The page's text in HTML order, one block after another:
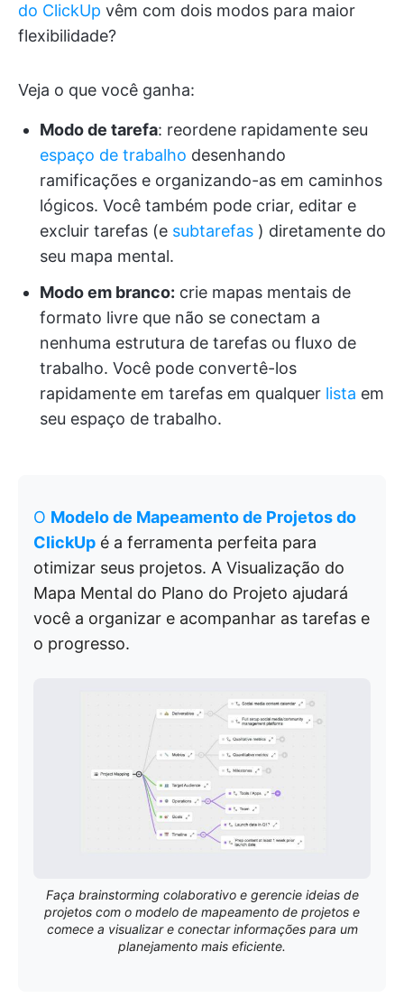
do ClickUp vêm com dois modos para maior
flexibilidade?
Veja o que você ganha:
Modo de tarefa: reordene rapidamente seu
espaço de trabalho desenhando
ramificações e organizando-as em caminhos
lógicos. Você também pode criar, editar e
excluir tarefas (e subtarefas ) diretamente do
seu mapa mental.
Modo em branco: crie mapas mentais de
formato livre que não se conectam a
nenhuma estrutura de tarefas ou fluxo de
trabalho. Você pode convertê-los
rapidamente em tarefas em qualquer lista em
seu espaço de trabalho.
O Modelo de Mapeamento de Projetos do
ClickUp é a ferramenta perfeita para
otimizar seus projetos. A Visualização do
Mapa Mental do Plano do Projeto ajudará
você a organizar e acompanhar as tarefas e
o progresso.
Faça brainstorming colaborativo e gerencie ideias de
projetos com o modelo de mapeamento de projetos e
comece a visualizar e conectar informações para um
planejamento mais eficiente.